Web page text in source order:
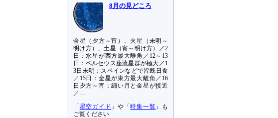
8月の見どころ
金星（夕方～宵）、火星（未明～
明け方）、土星（宵～明け方）／2
日：水星が西方最大離角／12～13
日：ペルセウス座流星群が極大／1
3日未明：スペインなどで皆既日食
／15日：金星が東方最大離角／16
日夕方～宵：細い月と金星が接近
／…
「 星空ガイド 」や「特集一覧 」も
ご覧ください